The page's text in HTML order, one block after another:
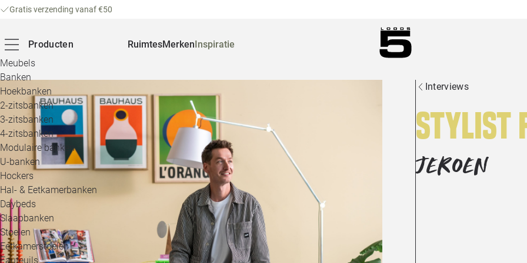
Gratis verzending vanaf €50
Producten
Meubels
Banken
Hoekbanken
2-zitsbanken
3-zitsbanken
4-zitsbanken
Modulaire banken
U-banken
Hockers
Hal- & Eetkamerbanken
Daybeds
Slaapbanken
Stoelen
Eetkamerstoelen
Fauteuils
RuimtesMerkenInspiratie
Interviews
Stylist
JEROEN